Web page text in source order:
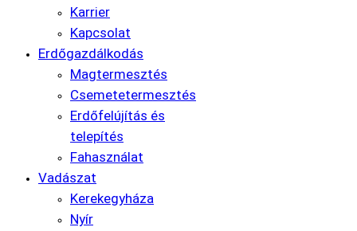
Karrier
Kapcsolat
Erdőgazdálkodás
Magtermesztés
Csemetetermesztés
Erdőfelújítás és
telepítés
Fahasználat
Vadászat
Kerekegyháza
Nyír